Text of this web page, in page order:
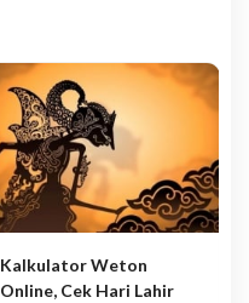
Kalkulator Weton
Online, Cek Hari Lahir